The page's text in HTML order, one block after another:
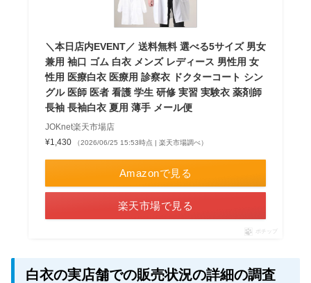
＼本日店内EVENT／ 送料無料 選べる5サイズ 男女
兼用 袖口 ゴム 白衣 メンズ レディース 男性用 女
性用 医療白衣 医療用 診察衣 ドクターコート シン
グル 医師 医者 看護 学生 研修 実習 実験衣 薬剤師
長袖 長袖白衣 夏用 薄手 メール便
JOKnet楽天市場店
¥1,430
（2026/06/25 15:53時点 | 楽天市場調べ）
Amazonで見る
楽天市場で見る
ポチップ
白衣の実店舗での販売状況の詳細の調査